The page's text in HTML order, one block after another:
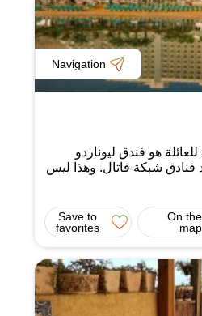
Navigation
للعائلة هو فندق ليوناردو
فنادق شبكة فاتال. وهذا ليس
On the
map
Save to
favorites